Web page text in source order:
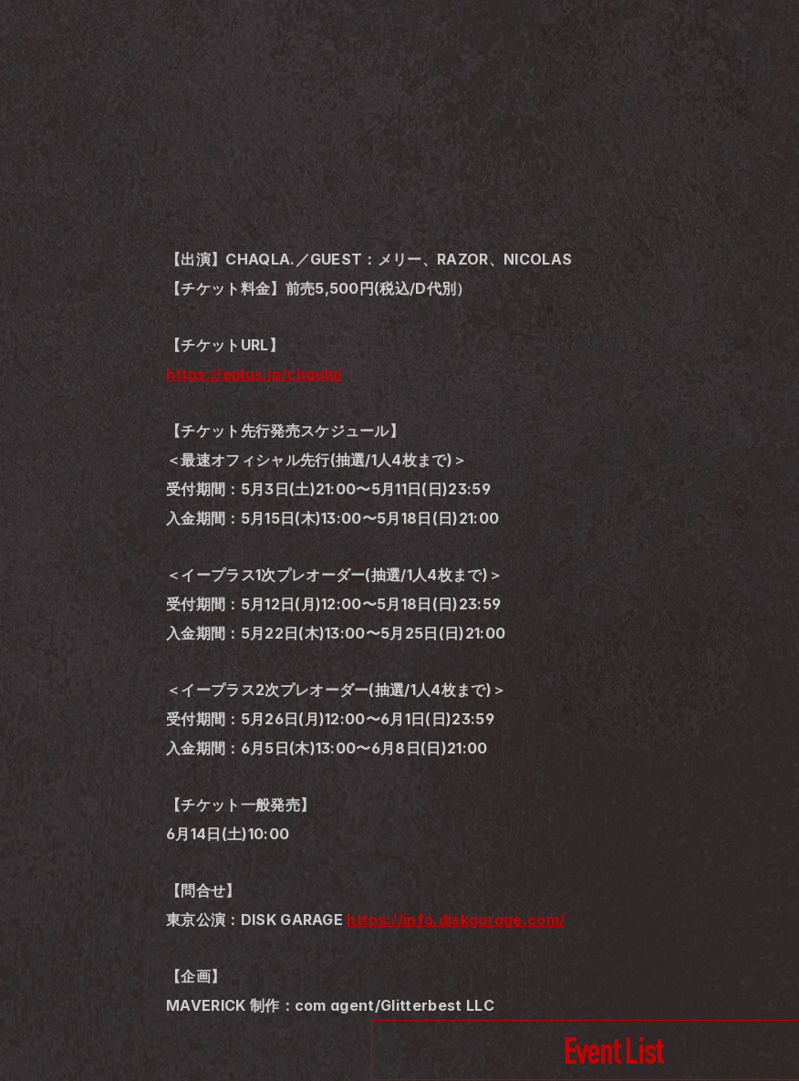
【出演】CHAQLA.／GUEST：メリー、RAZOR、NICOLAS
【チケット料金】前売5,500円(税込/D代別）
【チケットURL】
https://eplus.jp/chaqla/
【チケット先行発売スケジュール】
＜最速オフィシャル先行(抽選/1人4枚まで)＞
受付期間：5月3日(土)21:00〜5月11日(日)23:59
入金期間：5月15日(木)13:00〜5月18日(日)21:00
＜イープラス1次プレオーダー(抽選/1人4枚まで)＞
受付期間：5月12日(月)12:00〜5月18日(日)23:59
入金期間：5月22日(木)13:00〜5月25日(日)21:00
＜イープラス2次プレオーダー(抽選/1人4枚まで)＞
受付期間：5月26日(月)12:00〜6月1日(日)23:59
入金期間：6月5日(木)13:00〜6月8日(日)21:00
【チケット一般発売】
6月14日(土)10:00
【問合せ】
東京公演：DISK GARAGE https://info.diskgarage.com/
【企画】
MAVERICK 制作：com agent/Glitterbest LLC
Event List